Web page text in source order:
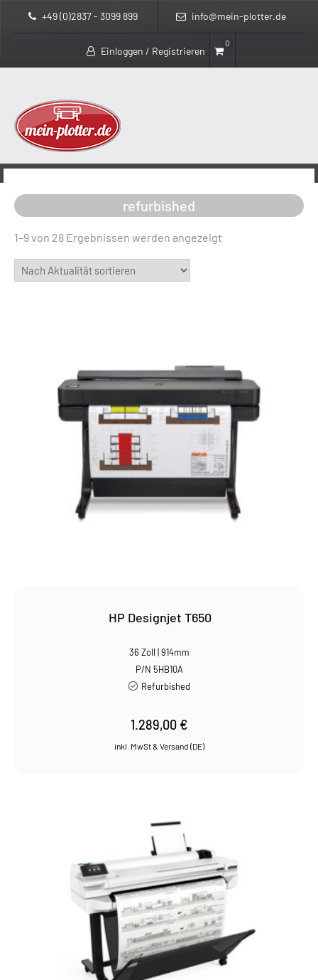
+49 (0)2837 - 3099 899 info@mein-plotter.de
Einloggen / Registrieren
0
> >
refurbished
1–9 von 28 Ergebnissen werden angezeigt
HP Designjet T650
36 Zoll | 914mm
P/N 5HB10A
Refurbished
1.289,00 €